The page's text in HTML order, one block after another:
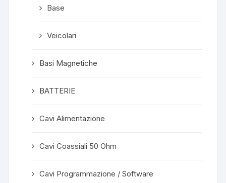
Base
Veicolari
Basi Magnetiche
BATTERIE
Cavi Alimentazione
Cavi Coassiali 50 Ohm
Cavi Programmazione / Software